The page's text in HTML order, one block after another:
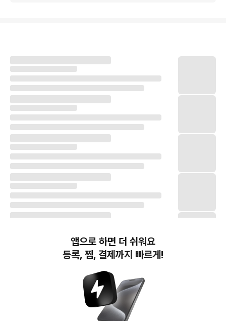
번개장터(주) 사업자정보, 이용약관 및 기타 법적고지
번개장터㈜는 통신판매중개자이며, 통신판매의 당사자가 아닙니다. 전자상거래 등에서의
소비자보호에 관한 법률 등 관련 법령 및 번개장터㈜의 약관에 따라 상품, 상품정보, 거래에 관한 책임은
앱으로 하면 더 쉬워요
등록, 찜, 결제까지 빠르게!